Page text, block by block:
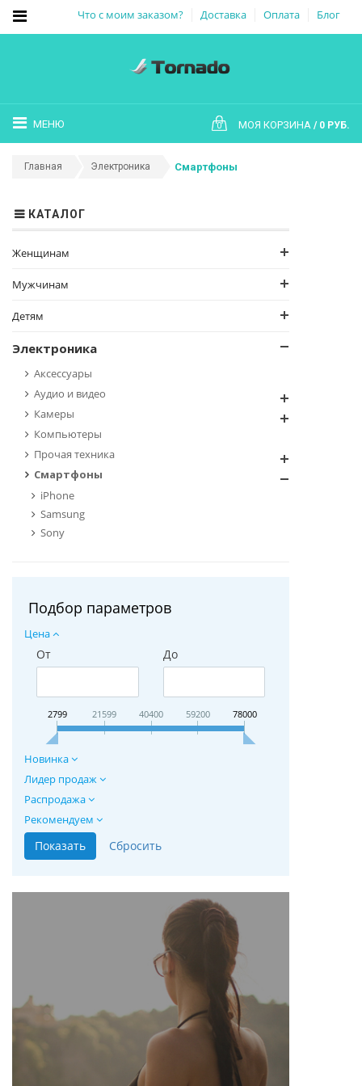
Что с моим заказом? Доставка Оплата Блог
МЕНЮ 0 МОЯ КОРЗИНА 0 РУБ.
Главная Электроника Смартфоны
КАТАЛОГ
Женщинам
Мужчинам
Детям
Электроника
Аксессуары
Аудио и видео
Камеры
Компьютеры
Прочая техника
Смартфоны
iPhone
Samsung
Sony
Подбор параметров
Цена
От До
2799 21599 40400 59200 78000
Новинка
Лидер продаж
Распродажа
Рекомендуем